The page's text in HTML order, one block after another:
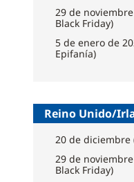
29 de
Black Friday)
5 de enero de
Epifanía)
Reino Unido/
20 de diciembre
29 de
Black Friday)